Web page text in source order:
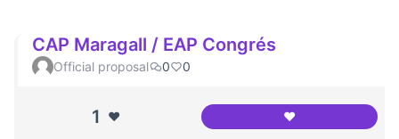
CAP Maragall / EAP Congrés
Official proposal 0 0
1 ❤️ ❤️CAP Maragall /